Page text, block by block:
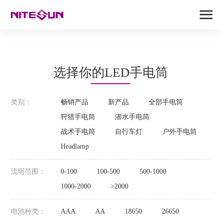
选择你的LED手电筒
类别： 畅销产品 新产品
全部手电筒
狩猎手电筒
潜水手电筒
战术手电筒
自行车灯
户外手电筒
Headlamp
流明范围： 0-100 100-500
500-1000
1000-2000
>2000
电池种类： AAA AA 18650
26650